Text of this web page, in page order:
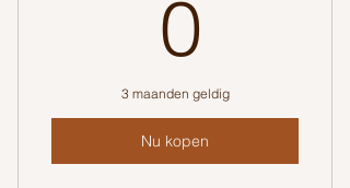
0
3 maanden geldig
Nu kopen